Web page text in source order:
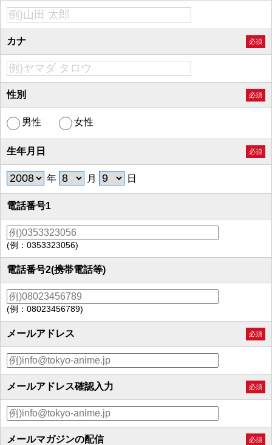
カナ 必須
性別 必須
男性 女性
生年月日 必須
年 月 日
電話番号1
(例：0353323056)
電話番号2(携帯電話等)
(例：08023456789)
メールアドレス 必須
メールアドレス確認入力 必須
メールマガジンの配信 必須